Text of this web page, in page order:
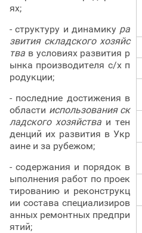
ях;
- структуру и динамику ра
звития складского хозяйс
тва в условиях развития р
ынка производителя с/х п
родукции;
- последние достижения в
области использования ск
ладского хозяйства и тен
денций их развития в Укр
аине и за рубежом;
- содержания и порядок в
ыполнения работ по проек
тированию и реконструкц
ии состава специализиров
анных ремонтных предпри
ятий;